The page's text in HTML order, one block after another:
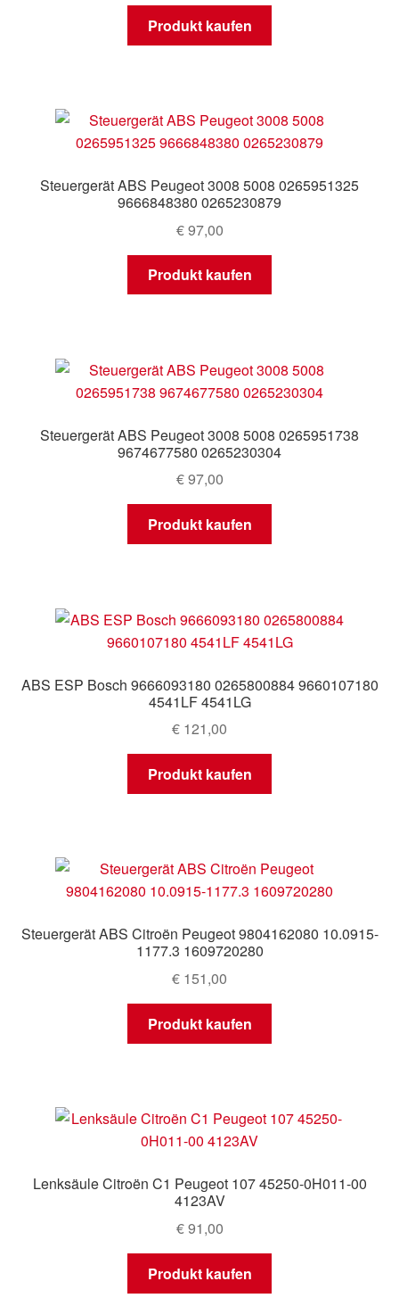
Produkt kaufen
Steuergerät ABS Peugeot 3008 5008 0265951325
9666848380 0265230879
€97,00
Produkt kaufen
Steuergerät ABS Peugeot 3008 5008 0265951738
9674677580 0265230304
€97,00
Produkt kaufen
ABS ESP Bosch 9666093180 0265800884 9660107180
4541LF 4541LG
€ 121,00
Produkt kaufen
Steuergerät ABS Citroën Peugeot 9804162080 10.0915-
1177.3 1609720280
€ 151,00
Produkt kaufen
Lenksäule Citroën C1 Peugeot 107 45250-0H011-00
4123AV
€91,00
Produkt kaufen